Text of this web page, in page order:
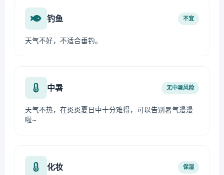
钓鱼 不宜
天气不好，不适合垂钓。
中暑 无中暑风险
天气不热，在炎炎夏日中十分难得，可以告别暑气漫漫
啦~
化妆 保湿